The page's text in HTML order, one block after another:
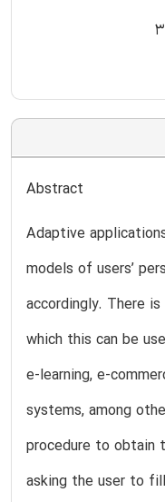
Abstract
Adaptive
models of users’
accordingly. There
which this can be
e-learning, e-
systems, among
procedure to obtain
asking the user to